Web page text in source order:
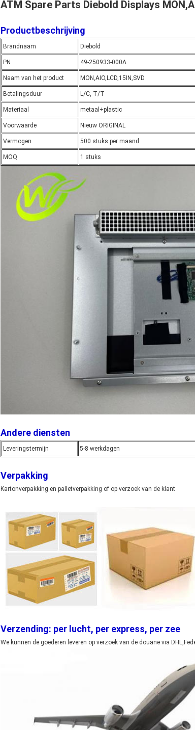
ATM Spare Parts Diebold Displays
Productbeschrijving
Brandnaam Diebold
PN 49-250933-000A
Naam van het product MON,AIO,LCD,15IN,SVD
Betalingsduur L/C, T/T
Materiaal metaal+plastic
Voorwaarde Nieuw ORIGINAL
Vermogen 500 stuks per maand
MOQ 1 stuks
Andere diensten
Leveringstermijn 5-8 werkdagen
Verpakking
Kartonverpakking en palletverpakking of op verzoek van de klant
Verzending: per lucht, per express, per zee
We kunnen de goederen leveren op verzoek van de douane via